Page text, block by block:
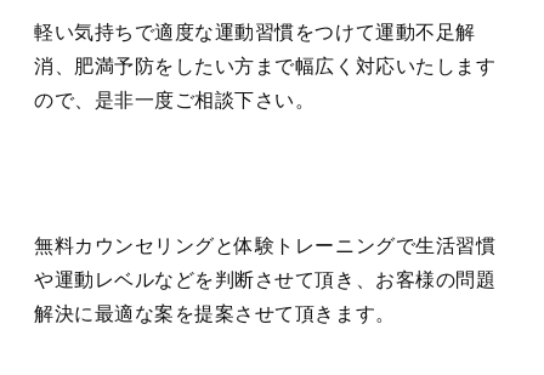
軽い気持ちで適度な運動習慣をつけて運動不足解
消、肥満予防をしたい方まで幅広く対応いたします
ので、是非一度ご相談下さい。
無料カウンセリングと体験トレーニングで生活習慣
や運動レベルなどを判断させて頂き、お客様の問題
解決に最適な案を提案させて頂きます。